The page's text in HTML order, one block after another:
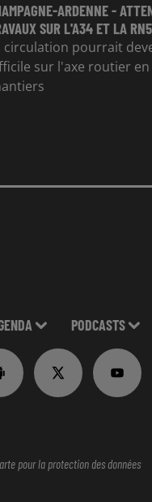
ARDENNE -
SUR L'A34 ET LA
circulation pourrait
sur l'axe routier
PODCASTS
pour la protection des données